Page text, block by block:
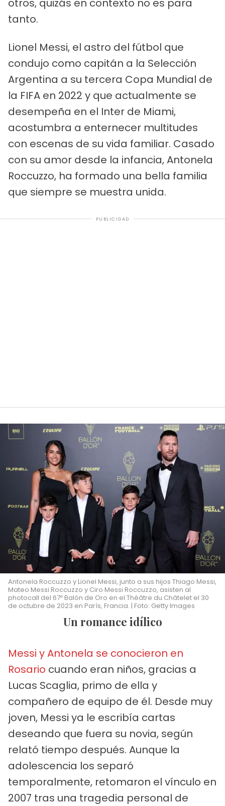
otros, quizás en contexto no es para
tanto.
Lionel Messi, el astro del fútbol que
condujo como capitán a la Selección
Argentina a su tercera Copa Mundial de
la FIFA en 2022 y que actualmente se
desempeña en el Inter de Miami,
acostumbra a enternecer multitudes
con escenas de su vida familiar. Casado
con su amor desde la infancia, Antonela
Roccuzzo, ha formado una bella familia
que siempre se muestra unida.
PUBLICIDAD
Antonela Roccuzzo y Lionel Messi, junto a sus hijos Thiago Messi,
Mateo Messi Roccuzzo y Ciro Messi Roccuzzo, asisten al
photocall del 67º Balón de Oro en el Théâtre du Châtelet el 30
de octubre de 2023 en París, Francia. | Foto: Getty Images
Un romance idílico
Messi y Antonela se conocieron en
Rosario cuando eran niños, gracias a
Lucas Scaglia, primo de ella y
compañero de equipo de él. Desde muy
joven, Messi ya le escribía cartas
deseando que fuera su novia, según
relató tiempo después. Aunque la
adolescencia los separó
temporalmente, retomaron el vínculo en
2007 tras una tragedia personal de